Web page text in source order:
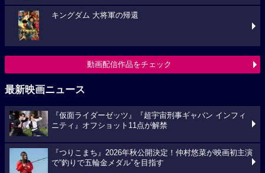
キングダム 大将軍の帰還
動画配信作品をチェック
最新映画ニュース
『仮面ライダーゼッツ』『超宇宙刑事ギャバン インフィ
ニティ』オフショット11点が解禁
『つりこまち』2026年秋公開決定！仲村悠菜が映画初主演
で“釣りで五輪金メダル”を目指す